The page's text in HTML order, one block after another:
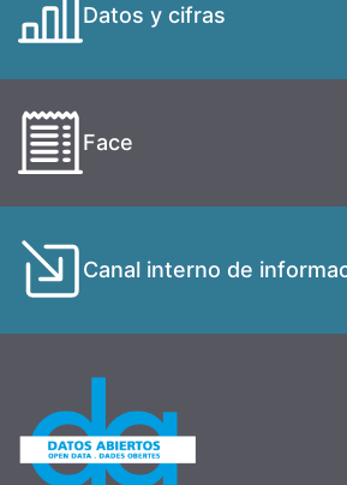
Datos y cifras
Face
Canal interno de